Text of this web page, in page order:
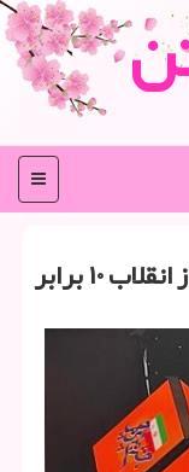
منو
میزان مرگ و میر كودكان پیش از انقلاب ۱۰ برابر